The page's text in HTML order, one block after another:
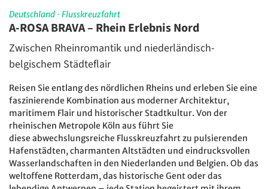
2-Bett Außen (Kat. D) Außen mit frz. Balkon
Belegung: 2 Personen
inkl. VP
ZUR BUCHUNG
8 Tage
So. 16.08. - So. 23.08.2026
2-Bett-Außenkabine (Kat. A) zur Alleinbenutzung
Belegung: 1 Person
inkl. VP
Deutschland · Flusskreuzfahrt
A-ROSA BRAVA – Rhein Erlebnis Nord
Zwischen Rheinromantik und niederländisch-
belgischem Städteflair
Reisen Sie entlang des nördlichen Rheins und erleben Sie eine
faszinierende Kombination aus moderner Architektur,
maritimem Flair und historischer Stadtkultur. Von der
rheinischen Metropole Köln aus führt Sie
diese abwechslungsreiche Flusskreuzfahrt zu pulsierenden
Hafenstädten, charmanten Altstädten und eindrucksvollen
Wasserlandschaften in den Niederlanden und Belgien. Ob das
weltoffene Rotterdam, das historische Gent oder das